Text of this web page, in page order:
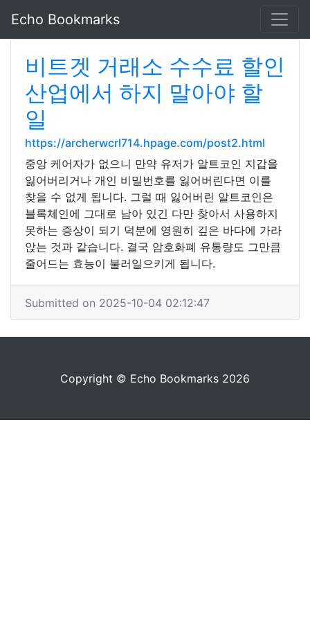
Echo Bookmarks
비트겟 거래소 수수료 할인
산업에서 하지 말아야 할
일
https://archerwcrl714.hpage.com/post2.html
중앙 케어자가 없으니 만약 유저가 알트코인 지갑을
잃어버리거나 개인 비밀번호를 잃어버린다면 이를
찾을 수 없게 됩니다. 그럴 때 잃어버린 알트코인은
블록체인에 그대로 남아 있긴 다만 찾아서 사용하지
못하는 증상이 되기 덕분에 영원히 깊은 바다에 가라
앉는 것과 같습니다. 결국 암호화폐 유통량도 그만큼
줄어드는 효능이 불러일으키게 됩니다.
Submitted on 2025-10-04 02:12:47
Copyright © Echo Bookmarks 2026